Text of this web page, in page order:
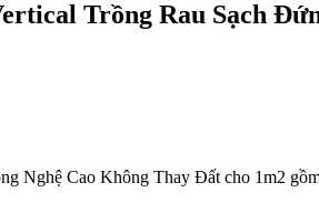
Trồng Rau Sạch
Nghệ Cao Không Thay Đất cho 1m2